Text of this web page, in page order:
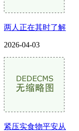
两人正在其时了解
2026-04-03
紧压实食物平安从